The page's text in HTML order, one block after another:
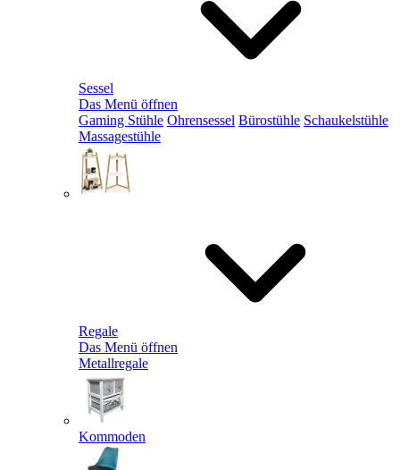
Sessel
Das Menü öffnen
Gaming Stühle Ohrensessel Bürostühle Schaukelstühle
Massagestühle
Regale
Das Menü öffnen
Metallregale
Kommoden